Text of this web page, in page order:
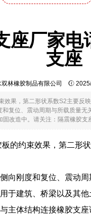
座厂家
支座
双林橡胶制品有限公司
果，第二形状系数S2主要反
复位、震动周期与所载质量
改造中。请关注：隔震橡胶支
的约束效果，第二形
向刚度和复位、震动
于建筑、桥梁以及其
主体结构连接橡胶支